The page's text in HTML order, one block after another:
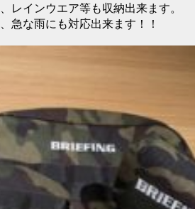
レインウエア等も収納出来ます。
急な雨にも対応出来ます！！